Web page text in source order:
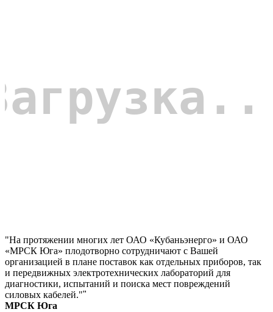
"На протяжении многих лет ОАО «Кубаньэнерго» и ОАО
«МРСК Юга» плодотворно сотрудничают с Вашей
организацией в плане поставок как отдельных приборов, так
и передвижных электротехнических лабораторий для
диагностики, испытаний и поиска мест повреждений
силовых кабелей.""
МРСК Юга